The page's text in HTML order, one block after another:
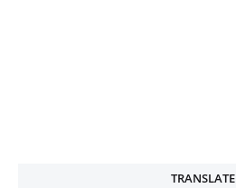
TRANSLATE